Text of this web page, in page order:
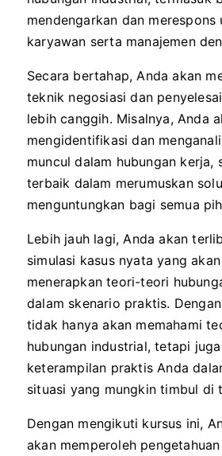
mendengarkan dan merespons
karyawan serta manajemen
Secara bertahap, Anda akan
teknik negosiasi dan
lebih canggih. Misalnya, Anda
mengidentifikasi dan
muncul dalam hubungan kerja,
terbaik dalam merumuskan
menguntungkan bagi semua
Lebih jauh lagi, Anda akan
simulasi kasus nyata yang
menerapkan teori-teori
dalam skenario praktis.
tidak hanya akan memahami
hubungan industrial, tetapi
keterampilan praktis Anda
situasi yang mungkin timbul di
Dengan mengikuti kursus ini,
akan memperoleh